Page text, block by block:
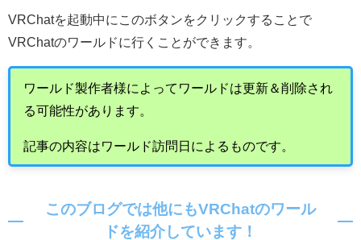
VRChatを起動中にこのボタンをクリックすることで
VRChatのワールドに行くことができます。
ワールド製作者様によってワールドは更新＆削除され
る可能性があります。
記事の内容はワールド訪問日によるものです。
このブログでは他にもVRChatのワール
ドを紹介しています！